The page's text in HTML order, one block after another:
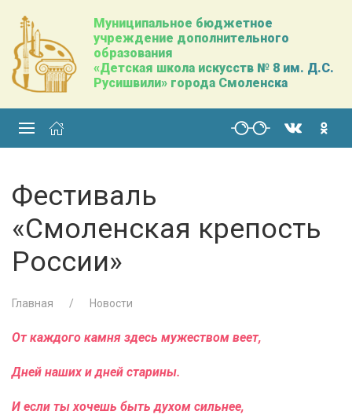
Муниципальное бюджетное
учреждение дополнительного
образования
«Детская школа искусств № 8 им. Д.С.
Русишвили» города Смоленска
Фестиваль
«Смоленская крепость
России»
Главная Новости
От каждого камня здесь мужеством веет,
Дней наших и дней старины.
И если ты хочешь быть духом сильнее,